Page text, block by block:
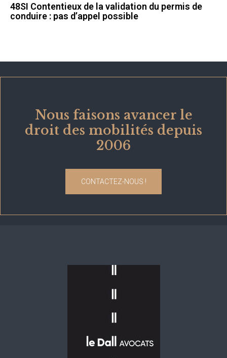
48SI Contentieux de la validation du permis de
conduire : pas d’appel possible
Nous faisons avancer le
droit des mobilités depuis
2006
CONTACTEZ-NOUS !